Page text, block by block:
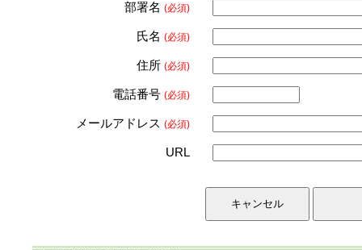
部署名 (必須)
氏名 (必須)
住所 (必須)
電話番号 (必須)
メールアドレス (必須)
URL